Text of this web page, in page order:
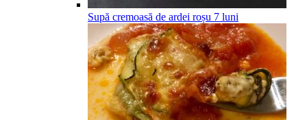
Supă cremoasă de ardei roșu 7 luni